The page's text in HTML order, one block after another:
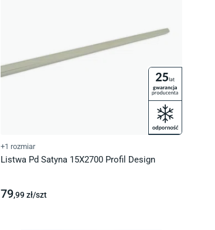
+1 rozmiar
Listwa Pd Satyna 15X2700 Profil Design
79,99zł/szt